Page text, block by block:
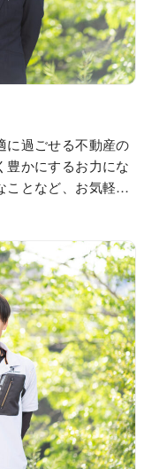
に過ごせる不動産の
豊かにするお力にな
ことなど、お気軽に